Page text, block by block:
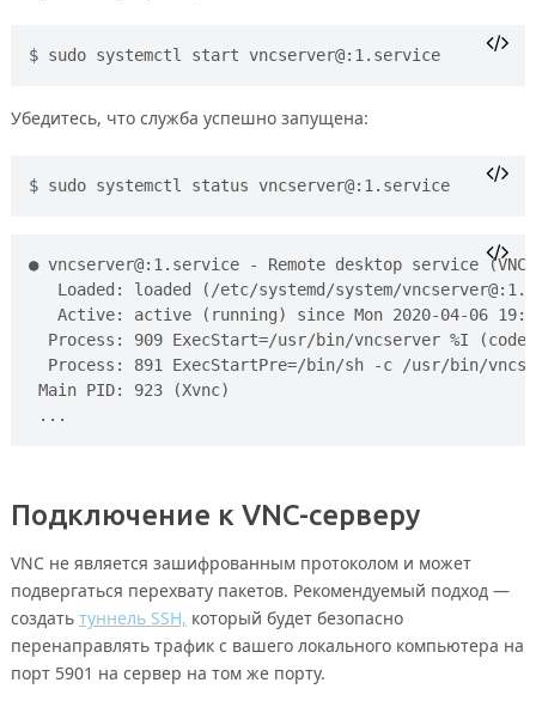
sudo systemctl start vncserver@:1.service
Убедитесь, что служба успешно запущена:
sudo systemctl status vncserver@:1.service
● vncserver@:1.service - Remote desktop service (VNC)
Loaded: loaded (/etc/systemd/system/
Active: active (running) since Mon 2020-04-06
Process: 909 ExecStart=/usr/bin/vncserver %I
Process: 891 ExecStartPre=/bin/sh -c /usr/bin/
Main PID: 923 (Xvnc)
Подключение к VNC-серверу
VNC не является зашифрованным протоколом и может
подвергаться перехвату пакетов. Рекомендуемый подход —
создать туннель SSH, который будет безопасно
перенаправлять трафик с вашего локального компьютера на
порт 5901 на сервер на том же порту.